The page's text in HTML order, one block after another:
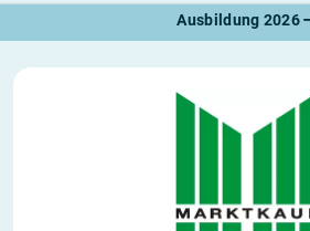
Ausbildung 2026